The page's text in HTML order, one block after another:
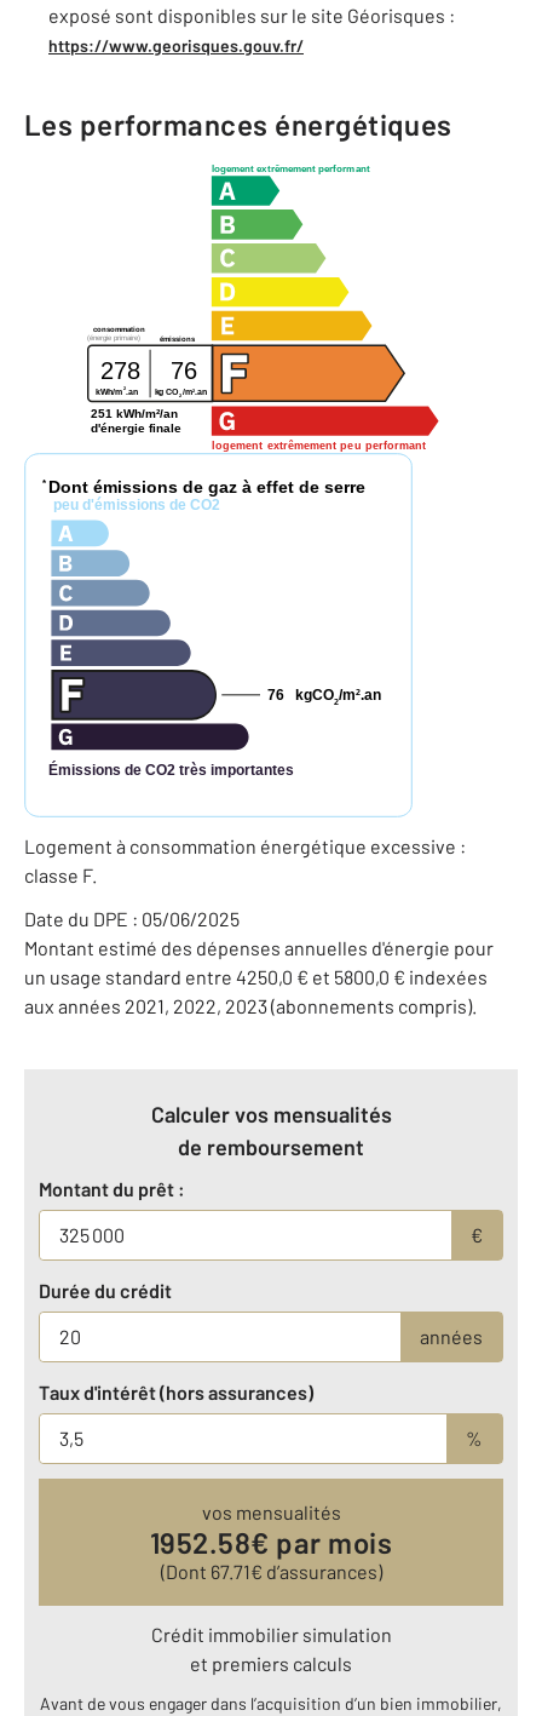
exposé sont disponibles sur le site Géorisques :
https://www.georisques.gouv.fr/
Les performances énergétiques
logement extrêmement performant
logement extrêmement peu performant
consommation
émissions
(énergie primaire)
278 76
kWh/m 2 .an kg CO2/m2 .an
251 kWh/m²/an
d'énergie finale
* Dont émissions de gaz à effet de serre
peu d'émissions de CO2
Émissions de CO2 très importantes
kgCO2/m2.an
76
Logement à consommation énergétique excessive :
classe F.
Date du DPE : 05/06/2025
Montant estimé des dépenses annuelles d'énergie pour
un usage standard entre 4250,0 € et 5800,0 € indexées
aux années 2021, 2022, 2023 (abonnements compris).
Calculer vos mensualités
de remboursement
Montant du prêt :
€
Durée du crédit
années
Taux d'intérêt (hors assurances)
%
vos mensualités
1952.58€ par mois
(Dont 67.71€ d’assurances)
Crédit immobilier simulation
et premiers calculs
Avant de vous engager dans l’acquisition d’un bien immobilier,